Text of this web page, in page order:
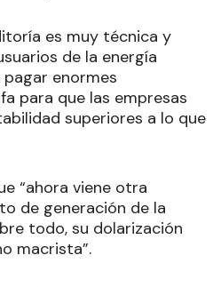
es muy técnica y
de la energía
enormes
para que las empresas
superiores a lo que
“ahora viene otra
de generación de la
todo, su dolarización
macrista”.